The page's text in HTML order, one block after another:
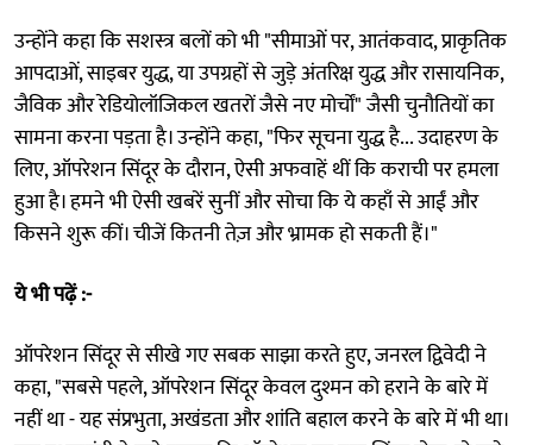
उन्होंने कहा कि सशस्त्र बलों को भी "सीमाओं पर, आतंकवाद, प्राकृतिक
आपदाओं, साइबर युद्ध, या उपग्रहों से जुड़े अंतरिक्ष युद्ध और रासायनिक,
जैविक और रेडियोलॉजिकल खतरों जैसे नए मोर्चों" जैसी चुनौतियों का
सामना करना पड़ता है। उन्होंने कहा, "फिर सूचना युद्ध है... उदाहरण के
लिए, ऑपरेशन सिंदूर के दौरान, ऐसी अफवाहें थीं कि कराची पर हमला
हुआ है। हमने भी ऐसी खबरें सुनीं और सोचा कि ये कहाँ से आईं और
किसने शुरू कीं। चीजें कितनी तेज़ और भ्रामक हो सकती हैं।"
ये भी पढ़ें :-
ऑपरेशन सिंदूर से सीखे गए सबक साझा करते हुए, जनरल द्विवेदी ने
कहा, "सबसे पहले, ऑपरेशन सिंदूर केवल दुश्मन को हराने के बारे में
नहीं था - यह संप्रभुता, अखंडता और शांति बहाल करने के बारे में भी था।